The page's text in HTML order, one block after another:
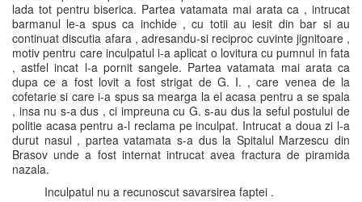
lada tot pentru biserica. Partea vatamata mai arata ca , intrucat
barmanul le-a spus ca inchide , cu totii au iesit din bar si au
continuat discutia afara , adresandu-si reciproc cuvinte jignitoare ,
motiv pentru care inculpatul i-a aplicat o lovitura cu pumnul in fata
, astfel incat l-a pornit sangele. Partea vatamata mai arata ca
dupa ce a fost lovit a fost strigat de G. I. , care venea de la
cofetarie si care i-a spus sa mearga la el acasa pentru a se spala
, insa nu s-a dus , ci impreuna cu G. s-au dus la seful postului de
politie acasa pentru a-l reclama pe inculpat. Intrucat a doua zi l-a
durut nasul , partea vatamata s-a dus la Spitalul Marzescu din
Brasov unde a fost internat intrucat avea fractura de piramida
nazala.
Inculpatul nu a recunoscut savarsirea faptei .